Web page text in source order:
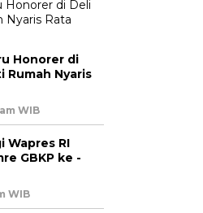
Honorer di
Rumah Nyaris
WIB
Wapres RI
GBKP ke -
WIB